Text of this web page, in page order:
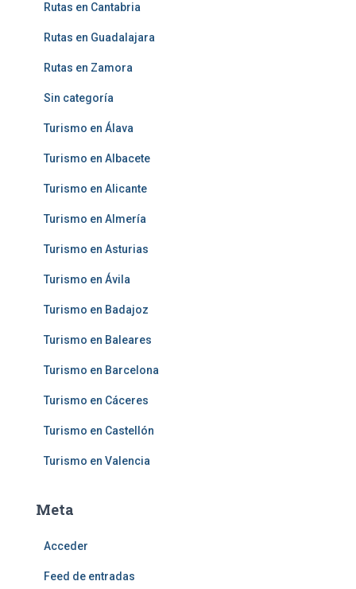
Rutas en Cantabria
Rutas en Guadalajara
Rutas en Zamora
Sin categoría
Turismo en Álava
Turismo en Albacete
Turismo en Alicante
Turismo en Almería
Turismo en Asturias
Turismo en Ávila
Turismo en Badajoz
Turismo en Baleares
Turismo en Barcelona
Turismo en Cáceres
Turismo en Castellón
Turismo en Valencia
Meta
Acceder
Feed de entradas